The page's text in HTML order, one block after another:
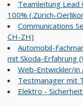
Teamleitung Lead
100% (.Zürich-
Communications
CH-ZH)
Automobil-
mit Skoda-Erfahrung
Web-Entwickler/in
Testmanager mit
Elektro -